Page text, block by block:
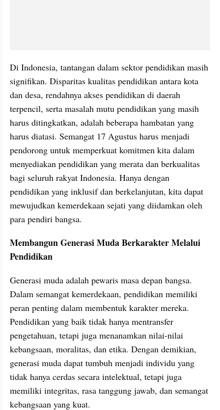
Di Indonesia, tantangan dalam sektor pendidikan masih
signifikan. Disparitas kualitas pendidikan antara kota
dan desa, rendahnya akses pendidikan di daerah
terpencil, serta masalah mutu pendidikan yang masih
harus ditingkatkan, adalah beberapa hambatan yang
harus diatasi. Semangat 17 Agustus harus menjadi
pendorong untuk memperkuat komitmen kita dalam
menyediakan pendidikan yang merata dan berkualitas
bagi seluruh rakyat Indonesia. Hanya dengan
pendidikan yang inklusif dan berkelanjutan, kita dapat
mewujudkan kemerdekaan sejati yang diidamkan oleh
para pendiri bangsa.
Membangun Generasi Muda Berkarakter Melalui
Pendidikan
Generasi muda adalah pewaris masa depan bangsa.
Dalam semangat kemerdekaan, pendidikan memiliki
peran penting dalam membentuk karakter mereka.
Pendidikan yang baik tidak hanya mentransfer
pengetahuan, tetapi juga menanamkan nilai-nilai
kebangsaan, moralitas, dan etika. Dengan demikian,
generasi muda dapat tumbuh menjadi individu yang
tidak hanya cerdas secara intelektual, tetapi juga
memiliki integritas, rasa tanggung jawab, dan semangat
kebangsaan yang kuat.